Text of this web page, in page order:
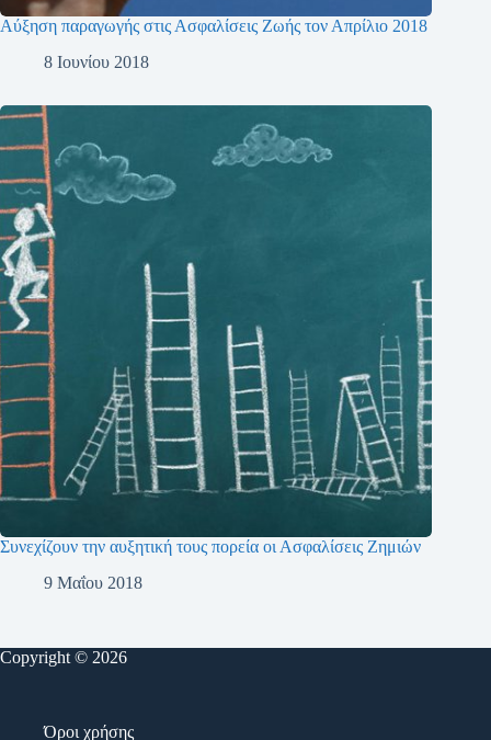
Αύξηση παραγωγής στις Ασφαλίσεις Ζωής τον Απρίλιο 2018
8 Ιουνίου 2018
Συνεχίζουν την αυξητική τους πορεία οι Ασφαλίσεις Ζημιών
9 Μαΐου 2018
Copyright © 2026
Όροι χρήσης